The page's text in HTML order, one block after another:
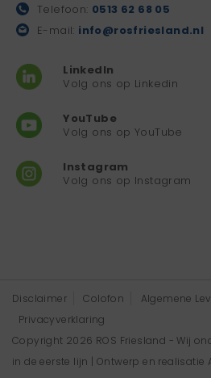
Telefoon: 0513 62 68 05
E-mail: info@rosfriesland.nl
LinkedIn
Volg ons op Linkedin
YouTube
Volg ons op YouTube
Instagram
Volg ons op Instagram
Disclaimer Colofon
Algemene
Privacyverklaring
Copyright 2026 ROS Friesland - Wij
in de eerste lijn | Ontwerp en realisatie